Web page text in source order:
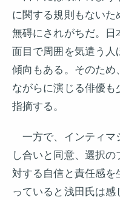
に関する規則もない
無碍にされがちだ。
面目で周囲を気遣う
傾向もある。そのた
ながらに演じる俳優
指摘する。
一方で、インティマ
し合いと同意、選択
対する自信と責任感
っていると浅田氏は感